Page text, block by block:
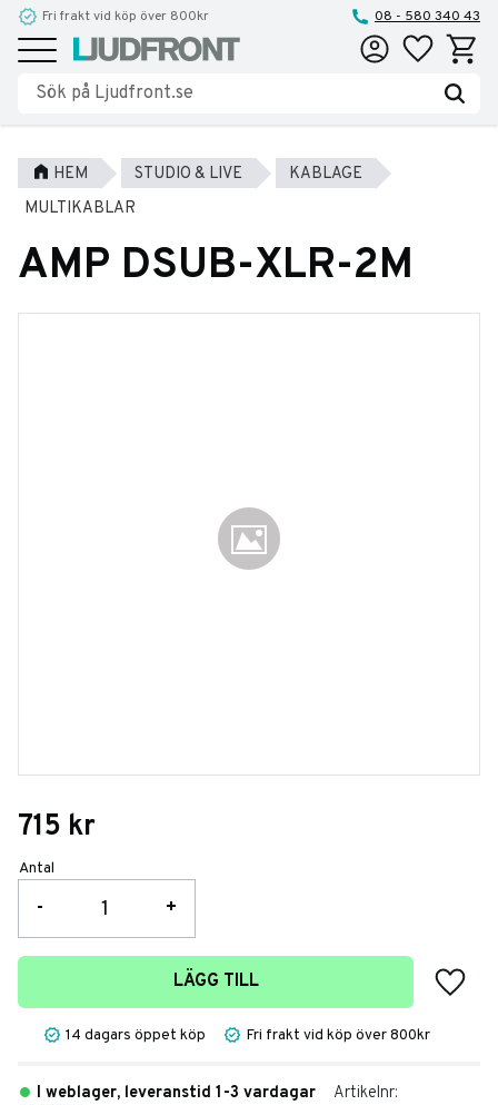
Meny
Fri frakt vid köp över 800kr 08 - 580 340 43
Favoriter
HEM STUDIO & LIVE
KABLAGE
MULTIKABLAR
AMP DSUB-XLR-2M
715 kr
Antal
+
-
LÄGG TILL
Lägg
14 dagars öppet köp Fri frakt vid köp över 800kr
I weblager, leveranstid 1-3 vardagar
Artikelnr